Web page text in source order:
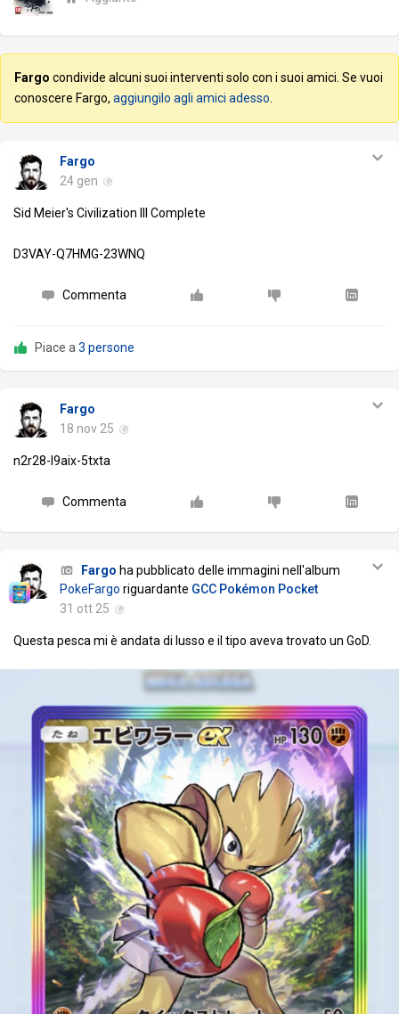
Fargo condivide alcuni suoi interventi solo con i suoi amici. Se vuoi
conoscere Fargo, aggiungilo agli amici adesso
Fargo
24 gen
Sid Meier's Civilization III Complete
D3VAY-Q7HMG-23WNQ
Commenta
Piace a 3 persone
Fargo
18 nov 25
n2r28-l9aix-5txta
Commenta
Fargo ha pubblicato delle immagini nell'album
PokeFargo riguardante GCC Pokémon Pocket
31 ott 25
Questa pesca mi è andata di lusso e il tipo aveva trovato un GoD.